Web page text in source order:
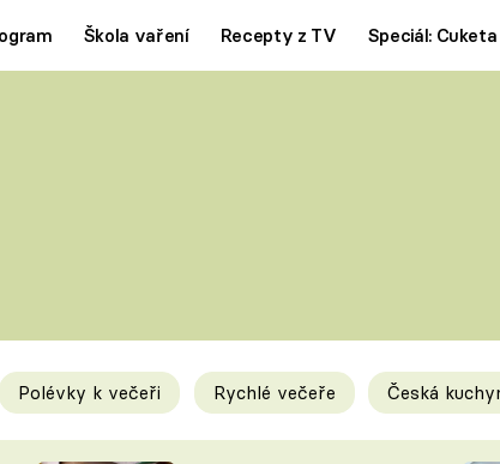
Škola vaření Recepty z TV Speciál: Cuketa
Polévky k večeři Rychlé večeře Česká